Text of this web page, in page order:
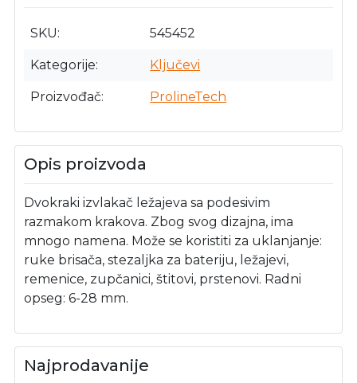
SKU 545452
Kategorije Ključevi
Proizvođač ProlineTech
Opis proizvoda
Dvokraki izvlakač ležajeva sa podesivim
razmakom krakova. Zbog svog dizajna, ima
mnogo namena. Može se koristiti za uklanjanje:
ruke brisača, stezaljka za bateriju, ležajevi,
remenice, zupčanici, štitovi, prstenovi. Radni
opseg: 6-28 mm.
Najprodavanije